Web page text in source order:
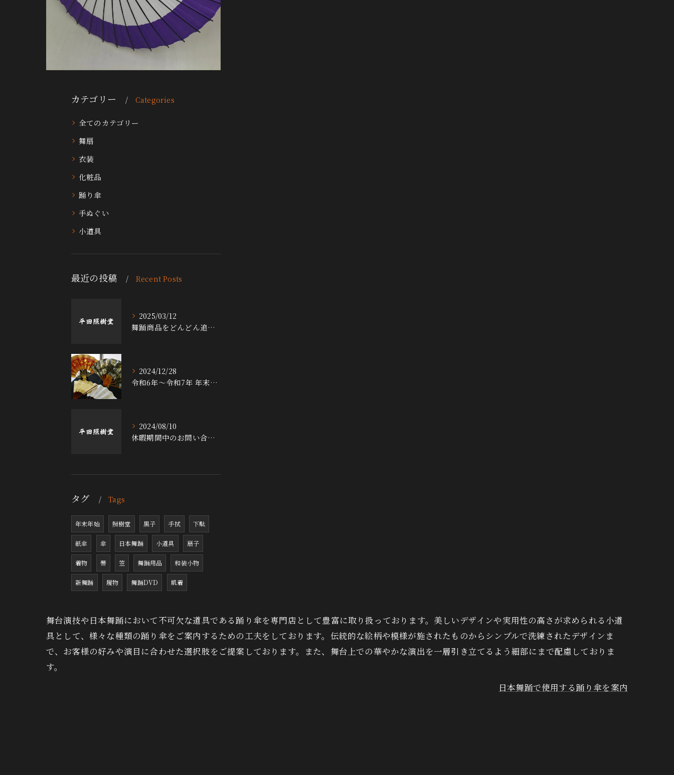
カテゴリー Categories
全てのカテゴリー
舞扇
衣装
化粧品
踊り傘
手ぬぐい
小道具
最近の投稿 Recent Posts
2025/03/12
舞踊商品をどんどん追加中！！
2024/12/28
令和6年～令和7年 年末年始休暇について
2024/08/10
休暇期間中のお問い合わせなどの対応について
タグ Tags
年末年始 照樹堂 黒子 手拭 下駄
紙傘 傘 日本舞踊 小道具 扇子
着物 帯 笠 舞踊用品 和装小物
新舞踊 履物 舞踊DVD 肌着
舞台演技や日本舞踊において不可欠な道具である踊り傘を専門店として豊富に取り扱っております。美しいデザインや実用性の高さが求められる小道
具として、様々な種類の踊り傘をご案内するための工夫をしております。伝統的な絵柄や模様が施されたものからシンプルで洗練されたデザインま
で、お客様の好みや演目に合わせた選択肢をご提案しております。また、舞台上での華やかな演出を一層引き立てるよう細部にまで配慮しておりま
す。
日本舞踊で使用する踊り傘を案内